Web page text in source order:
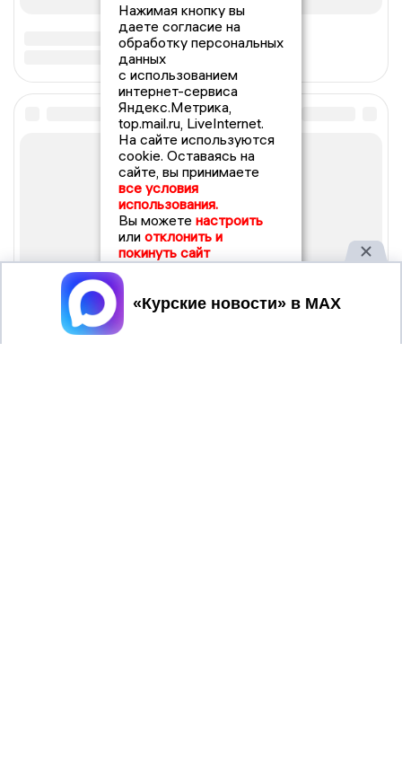
Нажимая кнопку вы
даете согласие на
обработку персональных
данных
с использованием
интернет-сервиса
Яндекс.Метрика,
top.mail.ru, LiveInternet.
На сайте используются
cookie. Оставаясь на
сайте, вы принимаете
все условия
использования.
Вы можете настроить
или отклонить и
покинуть сайт
Принять